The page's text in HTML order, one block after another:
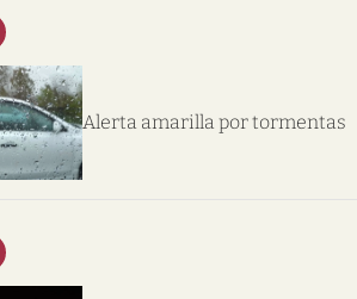
Alerta amarilla por tormentas